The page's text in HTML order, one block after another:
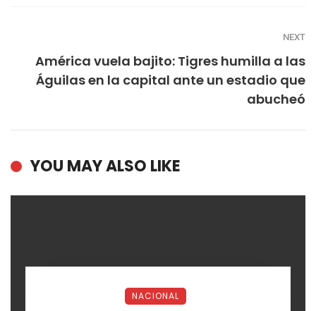
NEXT
América vuela bajito: Tigres humilla a las
Águilas en la capital ante un estadio que
abucheó
YOU MAY ALSO LIKE
NACIONAL